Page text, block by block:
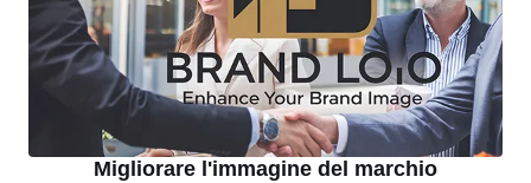
Migliorare l'immagine del marchio